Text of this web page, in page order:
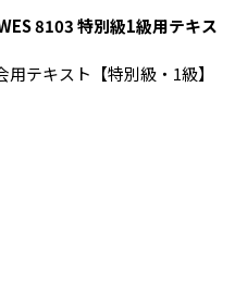
8103 特別級1級用テキス
テキスト【特別級・1級】